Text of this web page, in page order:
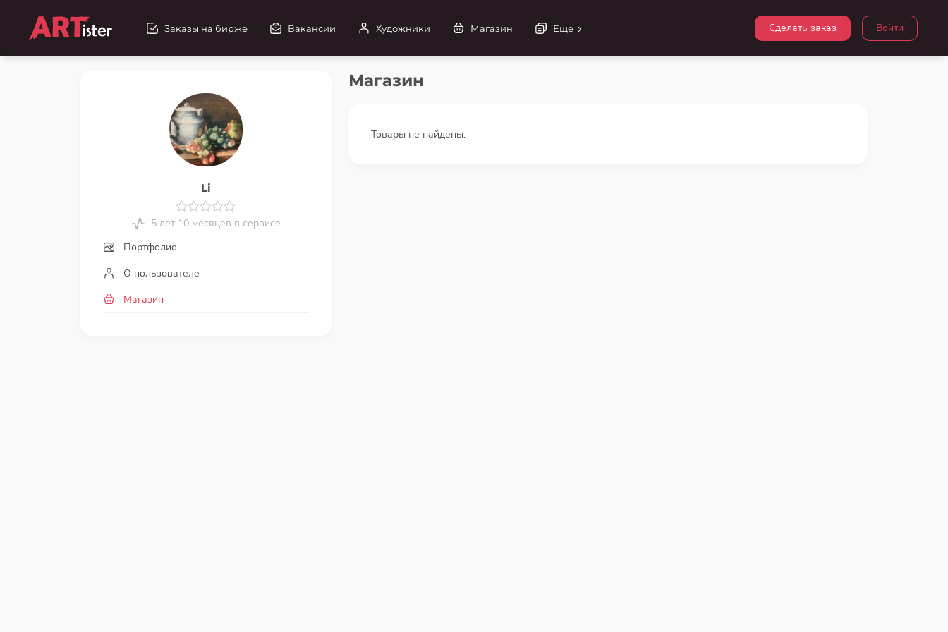
Войти
Сделать заказ
Заказы на бирже Вакансии Художники Магазин Еще
Li
5 лет 10 месяцев в сервисе
Портфолио
О пользователе
Магазин
Магазин
Товары не найдены.